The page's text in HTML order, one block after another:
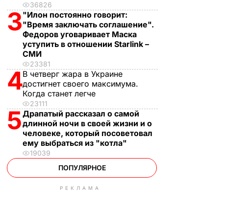
36826
3"Илон постоянно говорит:
"Время заключать соглашение".
Федоров уговаривает Маска
уступить в отношении Starlink –
СМИ
23381
4В четверг жара в Украине
достигнет своего максимума.
Когда станет легче
23111
5Драпатый рассказал о самой
длинной ночи в своей жизни и о
человеке, который посоветовал
ему выбраться из "котла"
19039
ПОПУЛЯРНОЕ
РЕКЛАМА